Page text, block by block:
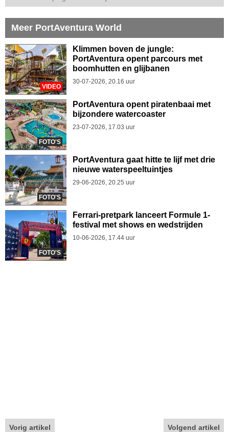
Meer PortAventura World
VIDEO
Klimmen boven de jungle:
PortAventura opent parcours met
boomhutten en glijbanen
30-07-2026, 20.16 uur
FOTO'S
PortAventura opent piratenbaai met
bijzondere watercoaster
23-07-2026, 17.03 uur
FOTO'S
PortAventura gaat hitte te lijf met drie
nieuwe waterspeeltuintjes
29-06-2026, 20.25 uur
FOTO'S
Ferrari-pretpark lanceert Formule 1-
festival met shows en wedstrijden
10-06-2026, 17.44 uur
Vorig artikel Volgend artikel